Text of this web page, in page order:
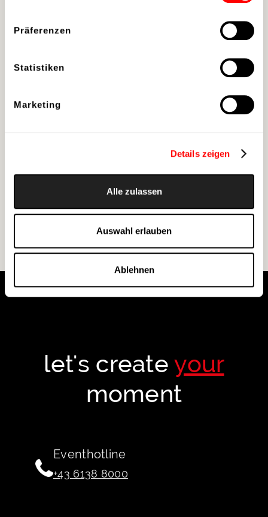
Präferenzen
Statistiken
Marketing
Details zeigen
Alle zulassen
Auswahl erlauben
Ablehnen
wenn die Story stimmt.“
stimmte. Voll und ganz.
vorheriger
zur Übersicht
let's createyour
moment
Eventhotline
+43 6138 8000